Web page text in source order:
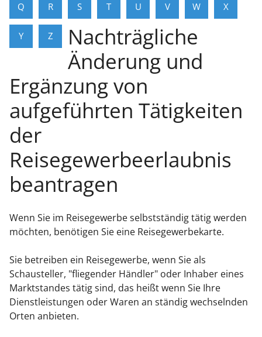
Q R S T U V W X
Y Z
Nachträgliche
Änderung und
Ergänzung von
aufgeführten Tätigkeiten
der
Reisegewerbeerlaubnis
beantragen
Wenn Sie im Reisegewerbe selbstständig tätig werden
möchten, benötigen Sie eine Reisegewerbekarte.
Sie betreiben ein Reisegewerbe, wenn Sie als
Schausteller, "fliegender Händler" oder Inhaber eines
Marktstandes tätig sind, das heißt wenn Sie Ihre
Dienstleistungen oder Waren an ständig wechselnden
Orten anbieten.